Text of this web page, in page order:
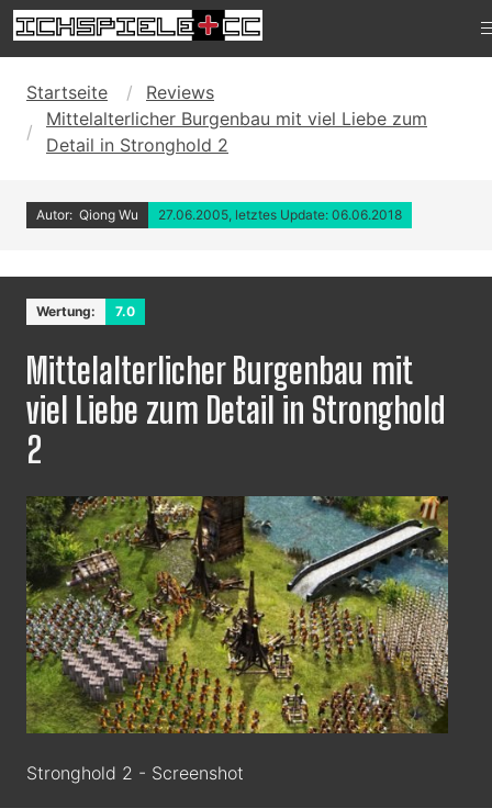
Startseite
Reviews
Mittelalterlicher Burgenbau mit viel Liebe zum
Detail in Stronghold 2
Autor: Qiong Wu 27.06.2005, letztes Update: 06.06.2018
Wertung: 7.0
Mittelalterlicher Burgenbau mit
viel Liebe zum Detail in Stronghold
2
Stronghold 2 - Screenshot